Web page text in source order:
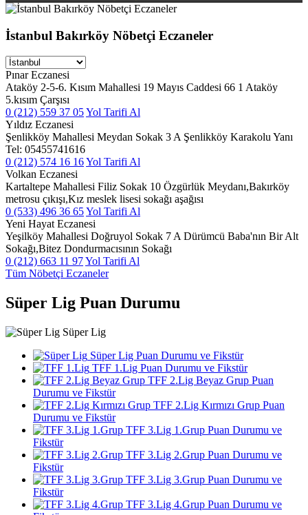
İstanbul Bakırköy Nöbetçi Eczaneler
Pınar Eczanesi
Ataköy 2-5-6. Kısım Mahallesi 19 Mayıs Caddesi 66 1 Ataköy
5.kısım Çarşısı
0 (212) 559 37 05Yol Tarifi Al
Yıldız Eczanesi
Şenlikköy Mahallesi Meydan Sokak 3 A Şenlikköy Karakolu Yanı
Tel: 05455741616
0 (212) 574 16 16Yol Tarifi Al
Volkan Eczanesi
Kartaltepe Mahallesi Filiz Sokak 10 Özgürlük Meydanı,Bakırköy
metrosu çıkışı,Kız meslek lisesi sokağı aşağısı
0 (533) 496 36 65Yol Tarifi Al
Yeni Hayat Eczanesi
Yeşilköy Mahallesi Doğruyol Sokak 7 A Dürümcü Baba'nın Bir Alt
Sokağı,Bitez Dondurmacısının Sokağı
0 (212) 663 11 97Yol Tarifi Al
Tüm Nöbetçi Eczaneler
Süper Lig Puan Durumu
Süper Lig
Süper Lig Puan Durumu ve Fikstür
TFF 1.Lig Puan Durumu ve Fikstür
TFF 2.Lig Beyaz Grup Puan
Durumu ve Fikstür
TFF 2.Lig Kırmızı Grup Puan
Durumu ve Fikstür
TFF 3.Lig 1.Grup Puan Durumu ve
Fikstür
TFF 3.Lig 2.Grup Puan Durumu ve
Fikstür
TFF 3.Lig 3.Grup Puan Durumu ve
Fikstür
TFF 3.Lig 4.Grup Puan Durumu ve